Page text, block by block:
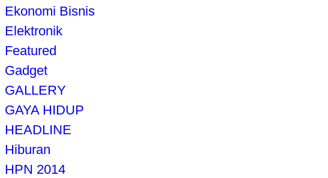
Ekonomi Bisnis
Elektronik
Featured
Gadget
GALLERY
GAYA HIDUP
HEADLINE
Hiburan
HPN 2014